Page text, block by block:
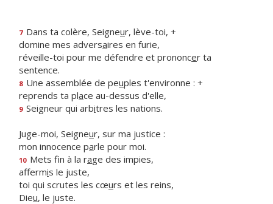
7 Dans ta colère, Seigneur, lève-toi, +
domine mes adversaires en furie,
réveille-toi pour me défendre et prononcer ta
sentence.
8 Une assemblée de peuples t'environne : +
reprends ta place au-dessus d'elle,
9 Seigneur qui arbitres les nations.
Juge-moi, Seigneur, sur ma justice :
mon innocence parle pour moi.
10 Mets fin à la rage des impies,
affermis le juste,
toi qui scrutes les cœurs et les reins,
Dieu, le juste.